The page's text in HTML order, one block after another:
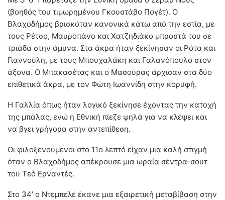
(βοηθός του τιμωρημένου Γκουστάβο Πογέτ). Ο
Βλαχοδήμος βρισκόταν κανονικά κάτω από την εστία, με
τους Ρέτσο, Μαυροπάνο και Χατζηδιάκο μπροστά του σε
τριάδα στην άμυνα. Στα άκρα ήταν ξεκίνησαν οι Ρότα και
Γιαννούλη, με τους Μπουχαλάκη και Γαλανόπουλο στον
άξονα. Ο Μπακασέτας και ο Μασούρας άρχισαν στα δύο
επιθετικά άκρα, με τον Φώτη Ιωαννίδη στην κορυφή.
Η Γαλλία όπως ήταν λογικό ξεκίνησε έχοντας την κατοχή
της μπάλας, ενώ η Εθνική πίεζε ψηλά για να κλέψει και
να βγει γρήγορα στην αντεπίθεση.
Οι φιλοξενούμενοι στο 11ο λεπτό είχαν μια καλή στιγμή
όταν ο Βλαχοδήμος απέκρουσε μια ωραία σέντρα-σουτ
του Τεό Ερναντές.
Στο 34’ ο Ντεμπελέ έκανε μια εξαιρετική μεταβίβαση στην